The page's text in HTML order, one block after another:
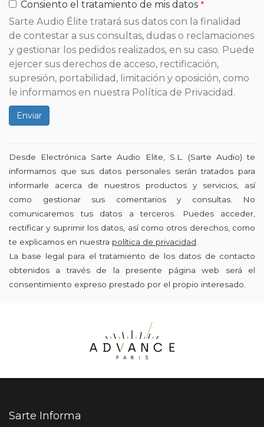
Consiento el tratamiento de mis datos
Sarte Audio Élite tratará sus datos con la finalidad
de contestar a sus consultas, dudas o reclamaciones
y gestionar los pedidos realizados, en su caso. Puede
ejercer sus derechos de acceso, rectificación,
supresión, portabilidad, limitación y oposición, como
le informamos en nuestra Política de Privacidad.
Enviar
Desde Electrónica Sarte Audio Elite, S.L. (Sarte Audio) te
informamos que sus datos personales serán tratados para
informarle acerca de nuestros productos y servicios, así
como gestionar sus comentarios y consultas. No
comunicaremos tus datos a terceros. Puedes acceder,
rectificar y suprimir los datos, así como otros derechos, como
te explicamos en nuestra política de privacidad
La base legal para el tratamiento de los datos de contacto
obtenidos a través de la presente página web será el
consentimiento expreso prestado por el propio interesado.
Sarte Informa